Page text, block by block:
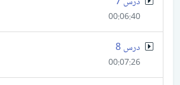
00:06:40
درس 8
00:07:26